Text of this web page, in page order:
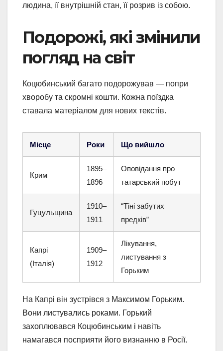
людина, її внутрішній стан, її розрив із собою.
Подорожі, які змінили
погляд на світ
Коцюбинський багато подорожував — попри
хворобу та скромні кошти. Кожна поїздка
ставала матеріалом для нових текстів.
Місце Роки Що вийшло
Крим
1895–
1896
Оповідання про
татарський побут
Гуцульщина
1910–
1911
“Тіні забутих
предків”
Капрі
(Італія)
1909–
1912
Лікування,
листування з
Горьким
На Капрі він зустрівся з Максимом Горьким.
Вони листувались роками. Горький
захоплювався Коцюбинським і навіть
намагався посприяти його визнанню в Росії.